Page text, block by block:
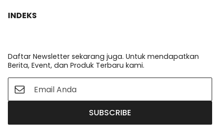
INDEKS
Daftar Newsletter sekarang juga. Untuk mendapatkan
Berita, Event, dan Produk Terbaru kami.
SUBSCRIBE